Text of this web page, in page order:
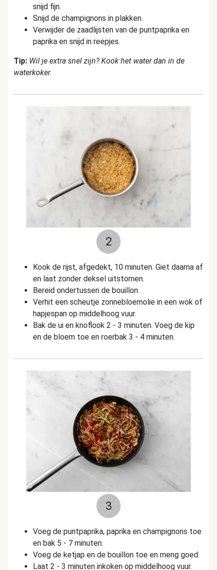
snijd fijn.
Snijd de champignons in plakken.
Verwijder de zaadlijsten van de puntpaprika en
paprika en snijd in reepjes.
Tip: Wil je extra snel zijn? Kook het water dan in de
waterkoker.
2
Kook de rijst, afgedekt, 10 minuten. Giet daarna af
en laat zonder deksel uitstomen.
Bereid ondertussen de bouillon.
Verhit een scheutje zonnebloemolie in een wok of
hapjespan op middelhoog vuur.
Bak de ui en knoflook 2 - 3 minuten. Voeg de kip
en de bloem toe en roerbak 3 - 4 minuten.
3
Voeg de puntpaprika, paprika en champignons toe
en bak 5 - 7 minuten.
Voeg de ketjap en de bouillon toe en meng goed.
Laat 2 - 3 minuten inkoken op middelhoog vuur.